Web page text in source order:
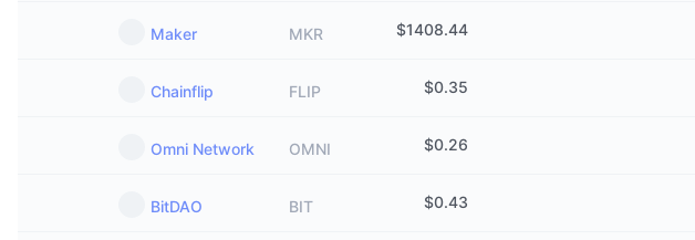
Maker MKR $1408.44
Chainflip FLIP $0.35
Omni Network OMNI $0.26
BitDAO BIT $0.43